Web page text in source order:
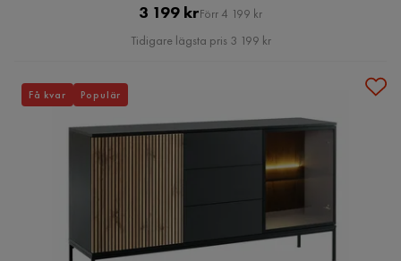
Pris
3 199 krOriginal
Pris
Förr 4 199 kr
Tidigare lägsta pris 3 199 kr
Få kvar Populär